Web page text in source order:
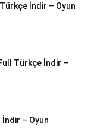
İndir – Oyun
Türkçe İndir –
– Oyun